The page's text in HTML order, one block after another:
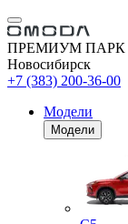
ПРЕМИУМ ПАРК
Новосибирск
+7 (383) 200-36-00
Модели
Модели